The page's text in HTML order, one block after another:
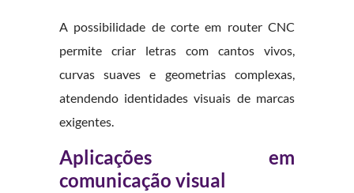
A possibilidade de corte em router CNC
permite criar letras com cantos vivos,
curvas suaves e geometrias complexas,
atendendo identidades visuais de marcas
exigentes.
Aplicações em
comunicação visual